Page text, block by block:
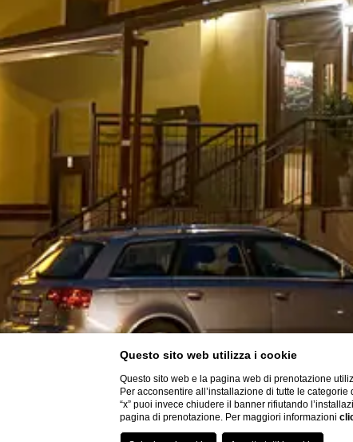
Questo sito web utilizza i cookie
Questo sito web e la pagina web di prenotazione
Per acconsentire all’installazione di tutte le
“x” puoi invece chiudere il banner rifiutando
pagina di prenotazione. Per maggiori informazioni